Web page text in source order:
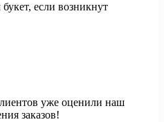
если возникнут
уже оценили наш
заказов!